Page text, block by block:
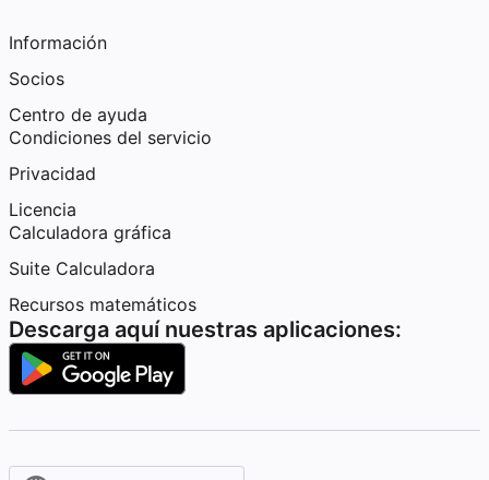
Información
Socios
Centro de ayuda
Condiciones del servicio
Privacidad
Licencia
Calculadora gráfica
Suite Calculadora
Recursos matemáticos
Descarga aquí nuestras aplicaciones: